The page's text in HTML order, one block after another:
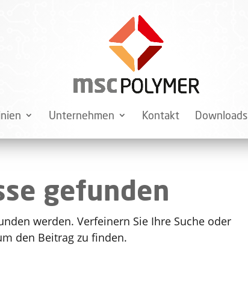
Unternehmen Kontakt Downloads
gefunden
werden. Verfeinern Sie Ihre Suche oder
den Beitrag zu finden.